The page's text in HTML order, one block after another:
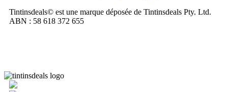
Tintinsdeals© est une marque déposée de Tintinsdeals Pty. Ltd.
ABN : 58 618 372 655